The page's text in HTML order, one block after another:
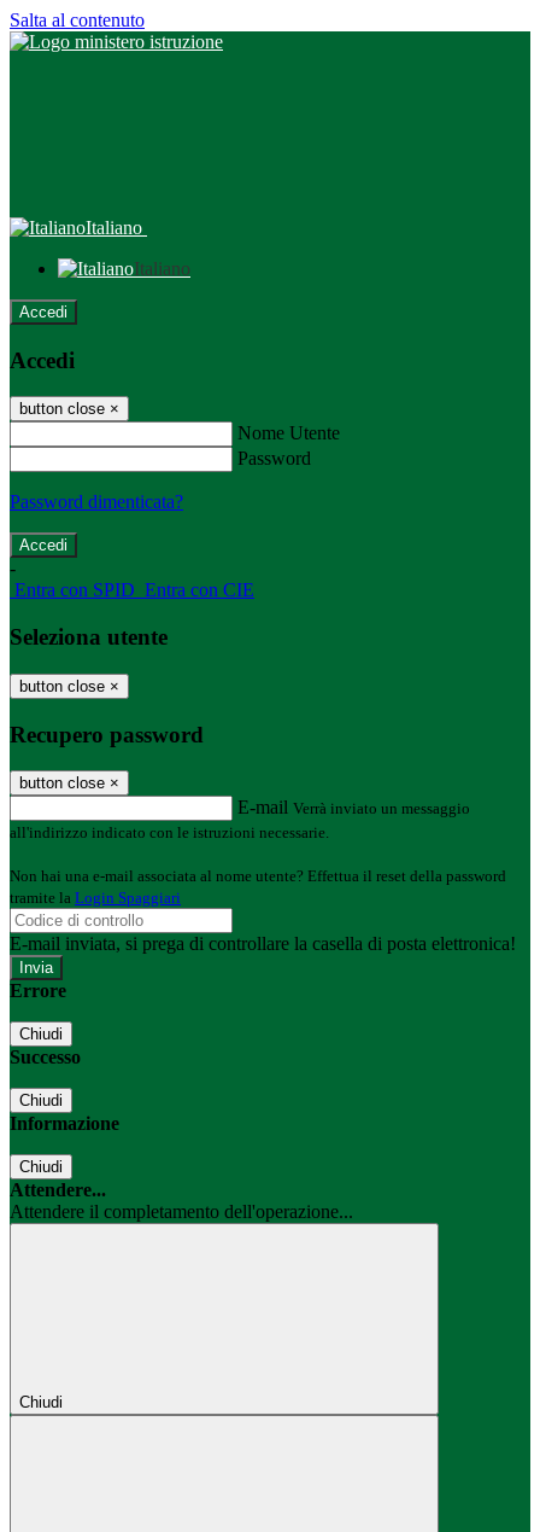
Salta al contenuto
Italiano
Italiano
Accedi
Accedi
button close ×
Nome Utente
Password
Password dimenticata?
-
Entra con SPID Entra con CIE
Seleziona utente
button close ×
Recupero password
button close ×
E-mail Verrà inviato un messaggio
all'indirizzo indicato con le istruzioni necessarie.
Non hai una e-mail associata al nome utente? Effettua il reset della password
tramite la Login Spaggiari
E-mail inviata, si prega di controllare la casella di posta elettronica!
Errore
Chiudi
Successo
Chiudi
Informazione
Chiudi
Attendere...
Attendere il completamento dell'operazione...
Chiudi